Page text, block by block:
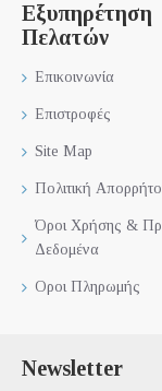
Εξυπηρέτηση
Πελατών
Επικοινωνία
Επιστροφές
Site Map
Πολιτική
Όροι Χρήσης &
Δεδομένα
Οροι Πληρωμής
Newsletter